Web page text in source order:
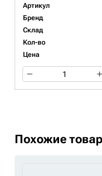
Артикул
Бренд
Склад
Кол-во
Цена
Похожие